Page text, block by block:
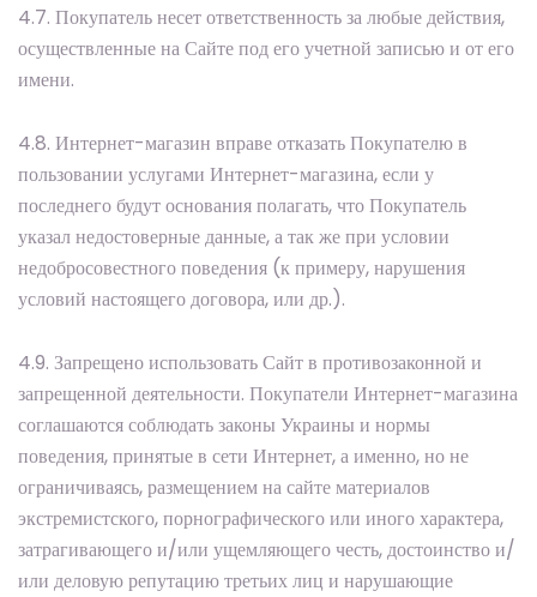
4.7. Покупатель несет ответственность за любые действия,
осуществленные на Сайте под его учетной записью и от его
имени.
4.8. Интернет-магазин вправе отказать Покупателю в
пользовании услугами Интернет-магазина, если у
последнего будут основания полагать, что Покупатель
указал недостоверные данные, а так же при условии
недобросовестного поведения (к примеру, нарушения
условий настоящего договора, или др.).
4.9. Запрещено использовать Сайт в противозаконной и
запрещенной деятельности. Покупатели Интернет-магазина
соглашаются соблюдать законы Украины и нормы
поведения, принятые в сети Интернет, а именно, но не
ограничиваясь, размещением на сайте материалов
экстремистского, порнографического или иного характера,
затрагивающего и/или ущемляющего честь, достоинство и/
или деловую репутацию третьих лиц и нарушающие